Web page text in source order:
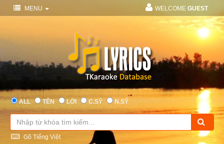
MENU WELCOME GUEST
ALL TÊN LỜI C.SỸ N.SỸ
Gõ Tiếng Việt